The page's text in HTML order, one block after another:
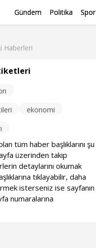
Gündem Politika Spor
Haberleri
ekonomi
tüm haber başlıklarını şu
üzerinden takip
detaylarını okumak
tıklayabilir, daha
isterseniz ise sayfanın
numaralarına